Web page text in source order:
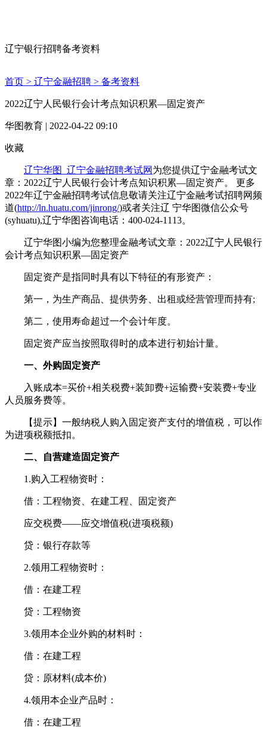
辽宁银行招聘备考资料
首页 > 辽宁金融招聘 > 备考资料
2022辽宁人民银行会计考点知识积累—固定资产
华图教育 | 2022-04-22 09:10
收藏
辽宁华图_辽宁金融招聘考试网 为您提供辽宁金融考试文
章：2022辽宁人民银行会计考点知识积累—固定资产。 更多
2022年辽宁金融招聘考试信息敬请关注辽宁金融考试招聘网频
道(http://ln.huatu.com/jinrong/)或者关注辽 宁华图微信公众号
(syhuatu),辽宁华图咨询电话：400-024-1113。
辽宁华图小编为您整理金融考试文章：2022辽宁人民银行
会计考点知识积累—固定资产
固定资产是指同时具有以下特征的有形资产：
第一，为生产商品、提供劳务、出租或经营管理而持有;
第二，使用寿命超过一个会计年度。
固定资产应当按照取得时的成本进行初始计量。
一、外购固定资产
入账成本=买价+相关税费+装卸费+运输费+安装费+专业
人员服务费等。
【提示】一般纳税人购入固定资产支付的增值税，可以作
为进项税额抵扣。
二、自营建造固定资产
1.购入工程物资时：
借：工程物资、在建工程、固定资产
应交税费——应交增值税(进项税额)
贷：银行存款等
2.领用工程物资时：
借：在建工程
贷：工程物资
3.领用本企业外购的材料时：
借：在建工程
贷：原材料(成本价)
4.领用本企业产品时：
借：在建工程